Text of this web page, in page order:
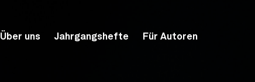
Über uns Jahrgangshefte Für Autoren